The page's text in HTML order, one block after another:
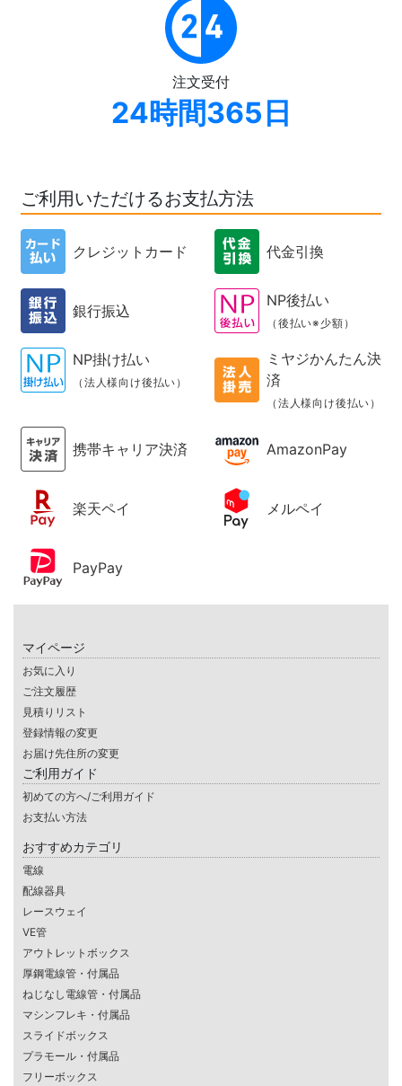
注文受付
24時間365日
ご利用いただけるお支払方法
クレジットカード 代金引換
銀行振込
NP後払い
（後払い※少額）
NP掛け払い
（法人様向け後払い）
ミヤジかんたん決
済
（法人様向け後払い）
携帯キャリア決済 AmazonPay
楽天ペイ メルペイ
PayPay
マイページ
お気に入り
ご注文履歴
見積りリスト
登録情報の変更
お届け先住所の変更
ご利用ガイド
初めての方へ/ご利用ガイド
お支払い方法
おすすめカテゴリ
電線
配線器具
レースウェイ
VE管
アウトレットボックス
厚鋼電線管・付属品
ねじなし電線管・付属品
マシンフレキ・付属品
スライドボックス
プラモール・付属品
フリーボックス